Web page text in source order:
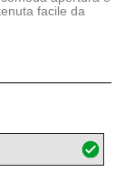
facile da